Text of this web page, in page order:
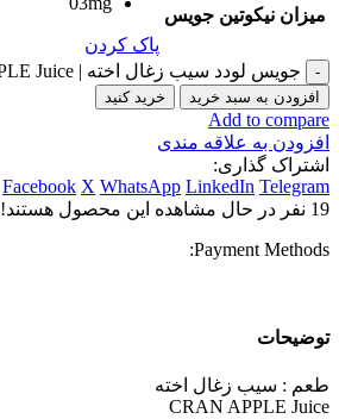
میزان نیکوتین جویس
پاک کردن
جویس لودد سیب زغال اخته | CRAN APPLE Juice عدد
افزودن به سبد خرید خرید کنید
Add to compare
افزودن به علاقه مندی
اشتراک گذاری:
Facebook X WhatsApp LinkedIn Telegram
19 نفر در حال مشاهده این محصول هستند!
Payment Methods:
توضیحات
طعم : سیب زغال اخته
CRAN APPLE Juice